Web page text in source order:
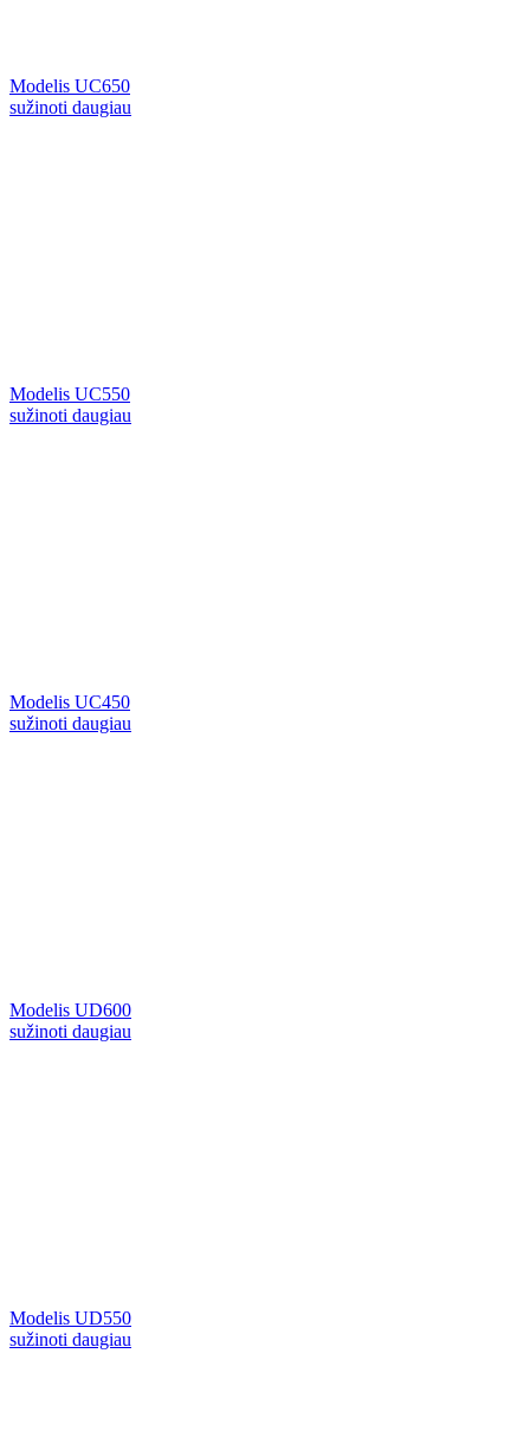
Modelis UC650
sužinoti daugiau
Modelis UC550
sužinoti daugiau
Modelis UC450
sužinoti daugiau
Modelis UD600
sužinoti daugiau
Modelis UD550
sužinoti daugiau